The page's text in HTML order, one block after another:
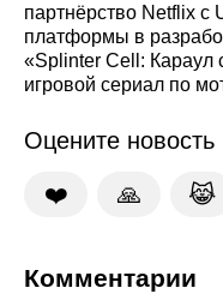
партнёрство Netflix с
платформы в
«Splinter Cell: Караул
игровой сериал по
Оцените новость
❤️ 🙏 😹
Комментарии